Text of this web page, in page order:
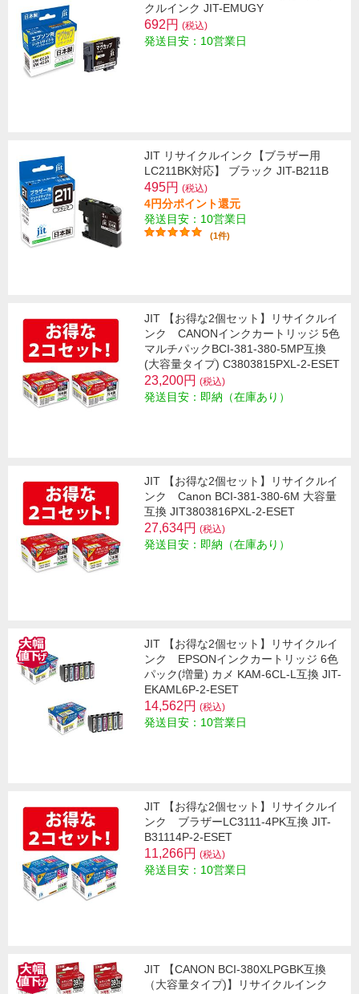
クルインク JIT-EMUGY
692円 (税込)
発送目安：10営業日
JIT リサイクルインク【ブラザー用
LC211BK対応】 ブラック JIT-B211B
495円 (税込)
4円分ポイント還元
発送目安：10営業日
(1件)
JIT 【お得な2個セット】リサイクルイ
ンク CANONインクカートリッジ 5色
マルチパックBCI-381-380-5MP互換
(大容量タイプ) C3803815PXL-2-ESET
23,200円 (税込)
発送目安：即納（在庫あり）
JIT 【お得な2個セット】リサイクルイ
ンク Canon BCI-381-380-6M 大容量
互換 JIT3803816PXL-2-ESET
27,634円 (税込)
発送目安：即納（在庫あり）
JIT 【お得な2個セット】リサイクルイ
ンク EPSONインクカートリッジ 6色
パック(増量) カメ KAM-6CL-L互換 JIT-
EKAML6P-2-ESET
14,562円 (税込)
発送目安：10営業日
JIT 【お得な2個セット】リサイクルイ
ンク ブラザーLC3111-4PK互換 JIT-
B31114P-2-ESET
11,266円 (税込)
発送目安：10営業日
JIT 【CANON BCI-380XLPGBK互換
（大容量タイプ)】リサイクルインク